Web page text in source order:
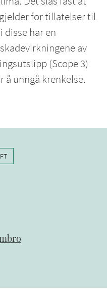
for tillatelser til
har en
av
(Scope 3)
å unngå krenkelse.